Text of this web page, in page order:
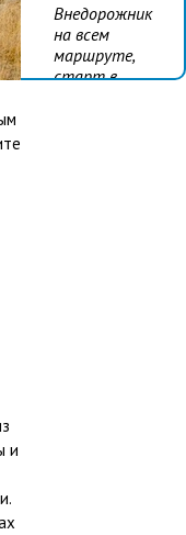
Внедорожник
на всем
маршруте,
старт в
и